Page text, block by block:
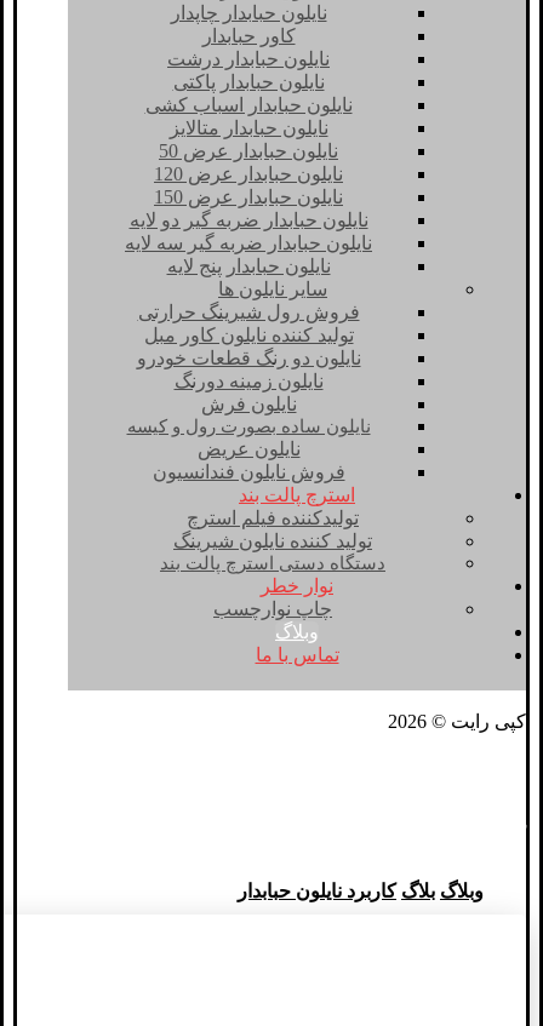
نایلون حبابدار چاپدار
کاور حبابدار
نایلون حبابدار درشت
نایلون حبابدار پاکتی
نایلون حبابدار اسباب کشی
نایلون حبابدار متالایز
نایلون حبابدار عرض 50
نایلون حبابدار عرض 120
نایلون حبابدار عرض 150
نایلون حبابدار ضربه گیر دو لایه
نایلون حبابدار ضربه گیر سه لایه
نایلون حبابدار پنج لایه
سایر نایلون ها
فروش رول شیرینگ حرارتی
تولید کننده نایلون کاور مبل
نایلون دو رنگ قطعات خودرو
نایلون زمینه دورنگ
نایلون فرش
نایلون ساده بصورت رول و کیسه
نایلون عریض
فروش نایلون فندانسیون
استرچ پالت بند
تولیدکننده فیلم استرچ
تولید کننده نایلون شیرینگ
دستگاه دستی استرچ پالت بند
نوار خطر
چاپ نوارچسب
وبلاگ
تماس با ما
کپی رایت © 2026
وبلاگ بلاگ کاربرد نایلون حبابدار